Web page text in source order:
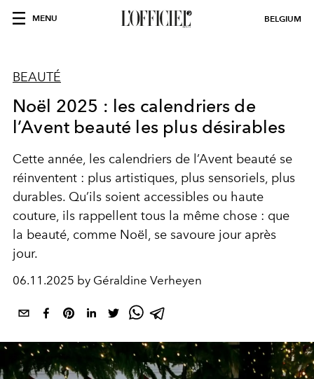
MENU BELGIUM
BEAUTÉ
Noël 2025 : les calendriers de
l’Avent beauté les plus désirables
Cette année, les calendriers de l’Avent beauté se
réinventent : plus artistiques, plus sensoriels, plus
durables. Qu’ils soient accessibles ou haute
couture, ils rappellent tous la même chose : que
la beauté, comme Noël, se savoure jour après
jour.
06.11.2025 by Géraldine Verheyen